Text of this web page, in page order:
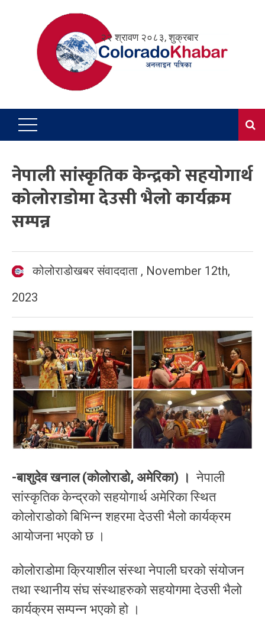
२२ श्रावण २०८३, शुक्रबार
नेपाली सांस्कृतिक केन्द्रको सहयोगार्थ
कोलोराडोमा देउसी भैलो कार्यक्रम
सम्पन्न
कोलोराडोखबर संवाददाता , November 12th,
2023
-बाशुदेव खनाल (कोलोराडो, अमेरिका) । नेपाली
सांस्कृतिक केन्द्रको सहयोगार्थ अमेरिका स्थित
कोलोराडोको बिभिन्न शहरमा देउसी भैलो कार्यक्रम
आयोजना भएको छ ।
कोलोराडोमा क्रियाशील संस्था नेपाली घरको संयोजन
तथा स्थानीय संघ संस्थाहरुको सहयोगमा देउसी भैलो
कार्यक्रम सम्पन्न भएको हो ।